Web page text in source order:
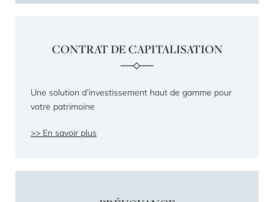
CONTRAT DE CAPITALISATION
Une solution d’investissement haut de gamme pour
votre patrimoine
En savoir plus